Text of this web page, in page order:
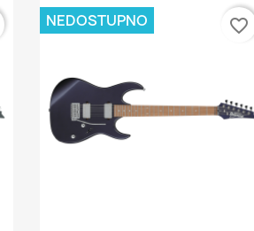
NEDOSTUPNO favorite_border